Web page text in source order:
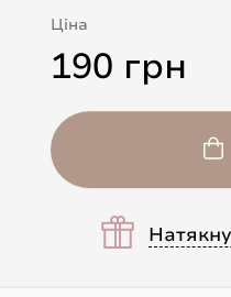
Ціна
190 грн